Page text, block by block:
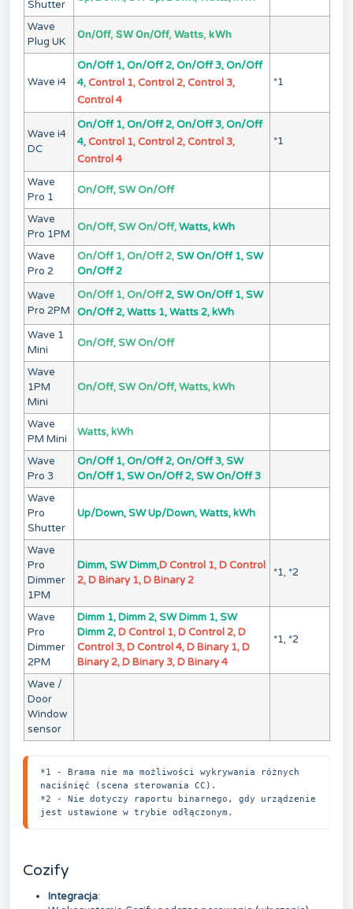
Shutter
Wave
Plug UK
On/Off, SW On/Off, Watts, kWh
Wave i4
On/Off 1, On/Off 2, On/Off 3, On/Off
4,Control 1, Control 2, Control 3,
Control 4
*1
Wave i4
DC
On/Off 1, On/Off 2, On/Off 3, On/Off
4,Control 1, Control 2, Control 3,
Control 4
*1
Wave
Pro 1
On/Off, SW On/Off
Wave
Pro 1PM
On/Off, SW On/Off,Watts, kWh
Wave
Pro 2
On/Off 1, On/Off 2,SW On/Off 1, SW
On/Off 2
Wave
Pro 2PM
On/Off 1, On/Off2,SW On/Off 1, SW
On/Off 2,Watts 1, Watts 2, kWh
Wave 1
Mini
On/Off, SW On/Off
Wave
1PM
Mini
On/Off, SW On/Off, Watts, kWh
Wave
PM Mini
Watts, kWh
Wave
Pro 3
On/Off 1, On/Off 2, On/Off 3, SW
On/Off 1, SW On/Off 2, SW On/Off 3
Wave
Pro
Shutter
Up/Down, SW Up/Down, Watts, kWh
Wave
Pro
Dimmer
1PM
Dimm, SW Dimm,D Control 1, D Control
2, D Binary 1, D Binary 2
*1, *2
Wave
Pro
Dimmer
2PM
Dimm 1, Dimm 2, SW Dimm 1, SW
Dimm 2,D Control 1, D Control 2, D
Control 3, D Control 4, D Binary 1, D
Binary 2, D Binary 3, D Binary 4
*1, *2
Wave /
Door
Window
sensor
*1 - Brama nie ma możliwości wykrywania różnych
naciśnięć (scena sterowania CC).
*2 - Nie dotyczy raportu binarnego, gdy urządzenie
jest ustawione w trybie odłączonym.
Cozify
Integracja: